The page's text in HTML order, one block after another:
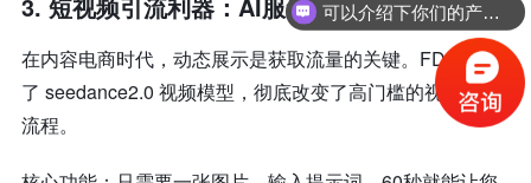
3. 短视频引流利器：AI服装展示视频
在内容电商时代，动态展示是获取流量的关键。FD+ 接入
了 seedance2.0 视频模型，彻底改变了高门槛的视频拍摄
流程。
可以介绍下你们的产品么？